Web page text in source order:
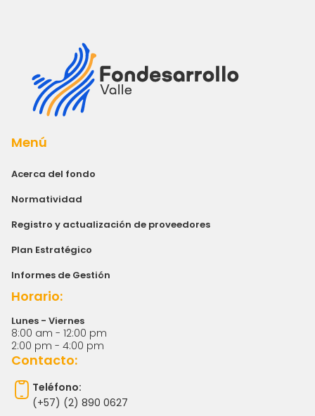
Menú
Acerca del fondo
Normatividad
Registro y actualización de proveedores
Plan Estratégico
Informes de Gestión
Horario:
Lunes - Viernes
8:00 am - 12:00 pm
2:00 pm - 4:00 pm
Contacto:
Teléfono:
(+57) (2) 890 0627